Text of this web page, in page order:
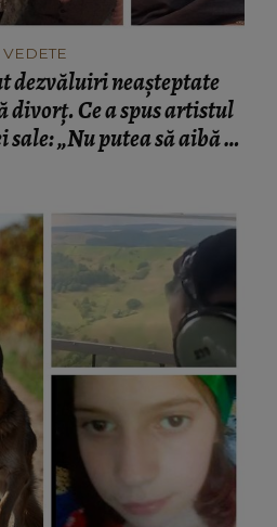
VEDETE
dezvăluiri neașteptate
divorț. Ce a spus artistul
„Nu putea să aibă o